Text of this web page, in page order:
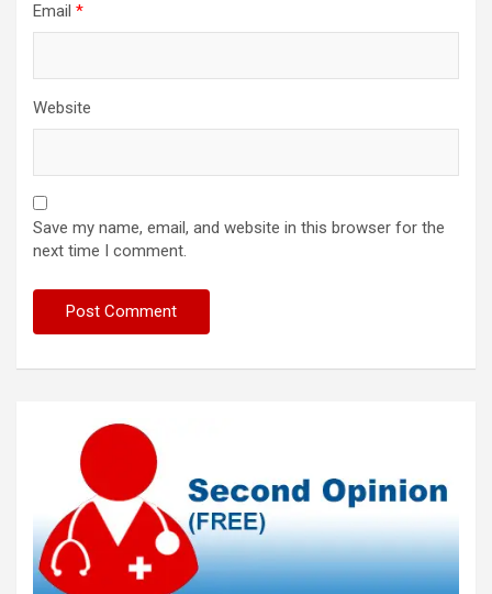
Email *
Website
Save my name, email, and website in this browser for the
next time I comment.